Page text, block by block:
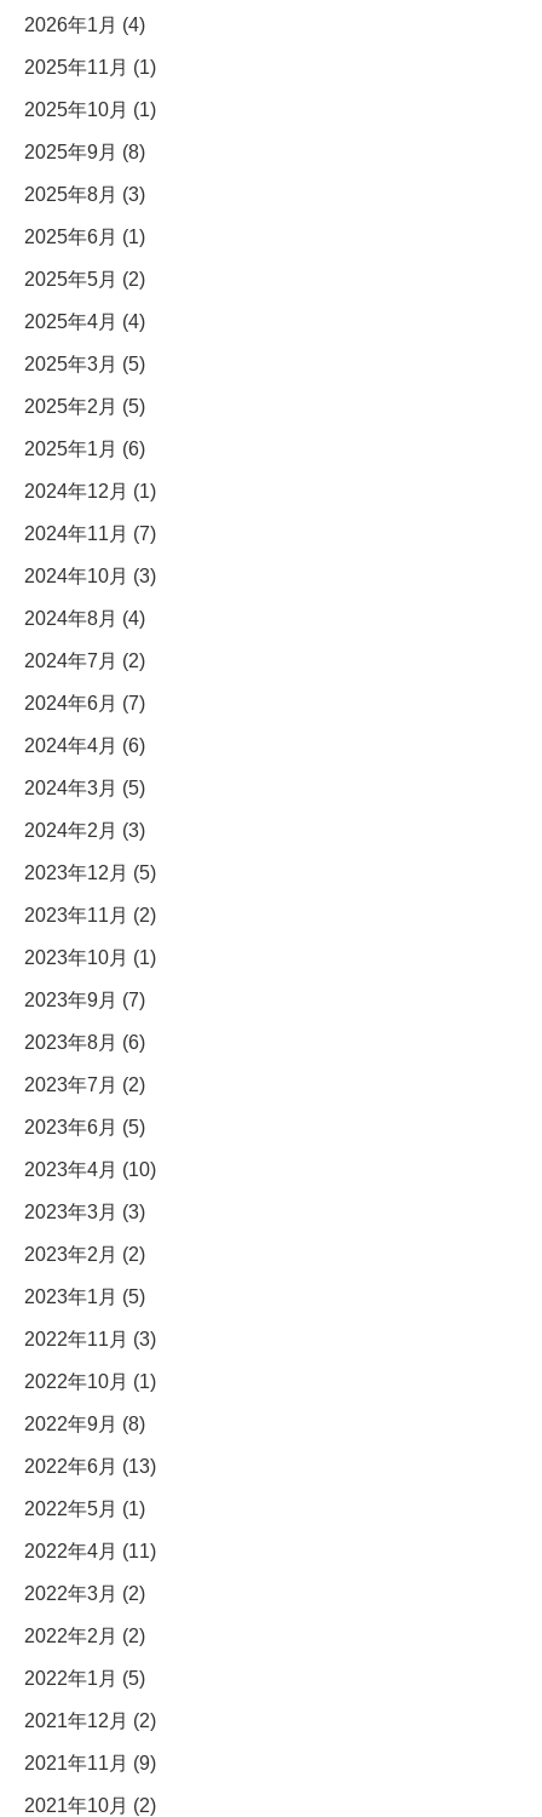
2026年1月 (4)
2025年11月 (1)
2025年10月 (1)
2025年9月 (8)
2025年8月 (3)
2025年6月 (1)
2025年5月 (2)
2025年4月 (4)
2025年3月 (5)
2025年2月 (5)
2025年1月 (6)
2024年12月 (1)
2024年11月 (7)
2024年10月 (3)
2024年8月 (4)
2024年7月 (2)
2024年6月 (7)
2024年4月 (6)
2024年3月 (5)
2024年2月 (3)
2023年12月 (5)
2023年11月 (2)
2023年10月 (1)
2023年9月 (7)
2023年8月 (6)
2023年7月 (2)
2023年6月 (5)
2023年4月 (10)
2023年3月 (3)
2023年2月 (2)
2023年1月 (5)
2022年11月 (3)
2022年10月 (1)
2022年9月 (8)
2022年6月 (13)
2022年5月 (1)
2022年4月 (11)
2022年3月 (2)
2022年2月 (2)
2022年1月 (5)
2021年12月 (2)
2021年11月 (9)
2021年10月 (2)